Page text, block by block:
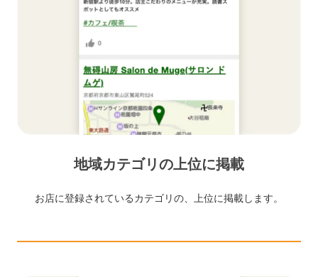
地域カテゴリの上位に掲載
お店に登録されているカテゴリの、上位に掲載します。